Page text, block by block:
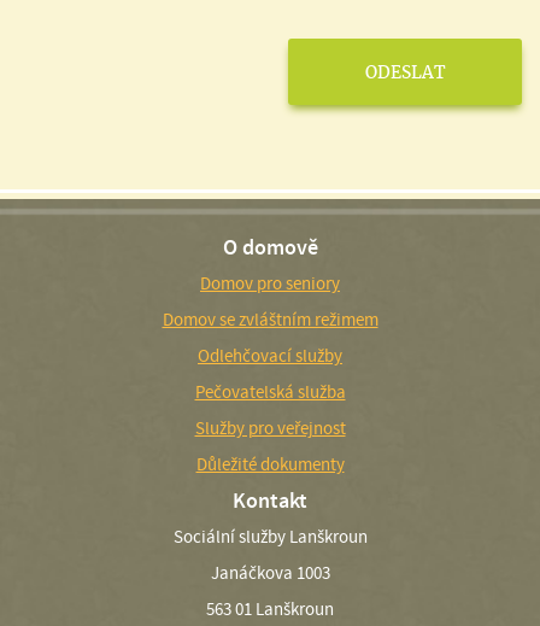
O domově
Domov pro seniory
Domov se zvláštním režimem
Odlehčovací služby
Pečovatelská služba
Služby pro veřejnost
Důležité dokumenty
Kontakt
Sociální služby Lanškroun
Janáčkova 1003
563 01 Lanškroun